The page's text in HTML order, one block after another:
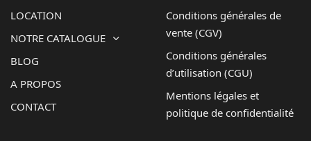
LOCATION
NOTRE CATALOGUE
BLOG
A PROPOS
CONTACT
Conditions générales de
vente (CGV)
Conditions générales
d’utilisation (CGU)
Mentions légales et
politique de confidentialité